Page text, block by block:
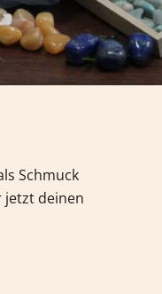
Schmuck
jetzt deinen